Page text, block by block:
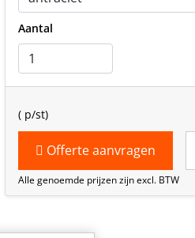
Aantal
( p/st)
Offerte aanvragen
Alle genoemde prijzen zijn excl. BTW